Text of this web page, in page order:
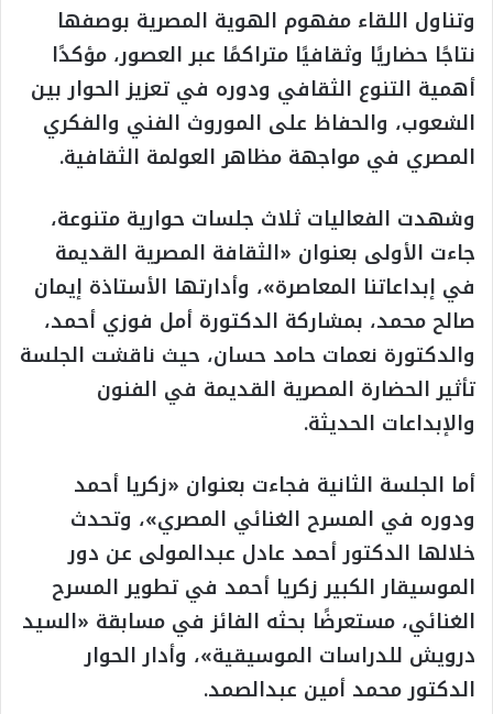
وتناول اللقاء مفهوم الهوية المصرية بوصفها
نتاجًا حضاريًا وثقافيًا متراكمًا عبر العصور، مؤكدًا
أهمية التنوع الثقافي ودوره في تعزيز الحوار بين
الشعوب، والحفاظ على الموروث الفني والفكري
المصري في مواجهة مظاهر العولمة الثقافية.
وشهدت الفعاليات ثلاث جلسات حوارية متنوعة،
جاءت الأولى بعنوان «الثقافة المصرية القديمة
في إبداعاتنا المعاصرة»، وأدارتها الأستاذة إيمان
صالح محمد، بمشاركة الدكتورة أمل فوزي أحمد،
والدكتورة نعمات حامد حسان، حيث ناقشت الجلسة
تأثير الحضارة المصرية القديمة في الفنون
والإبداعات الحديثة.
أما الجلسة الثانية فجاءت بعنوان «زكريا أحمد
ودوره في المسرح الغنائي المصري»، وتحدث
خلالها الدكتور أحمد عادل عبدالمولى عن دور
الموسيقار الكبير زكريا أحمد في تطوير المسرح
الغنائي، مستعرضًا بحثه الفائز في مسابقة «السيد
درويش للدراسات الموسيقية»، وأدار الحوار
الدكتور محمد أمين عبدالصمد.